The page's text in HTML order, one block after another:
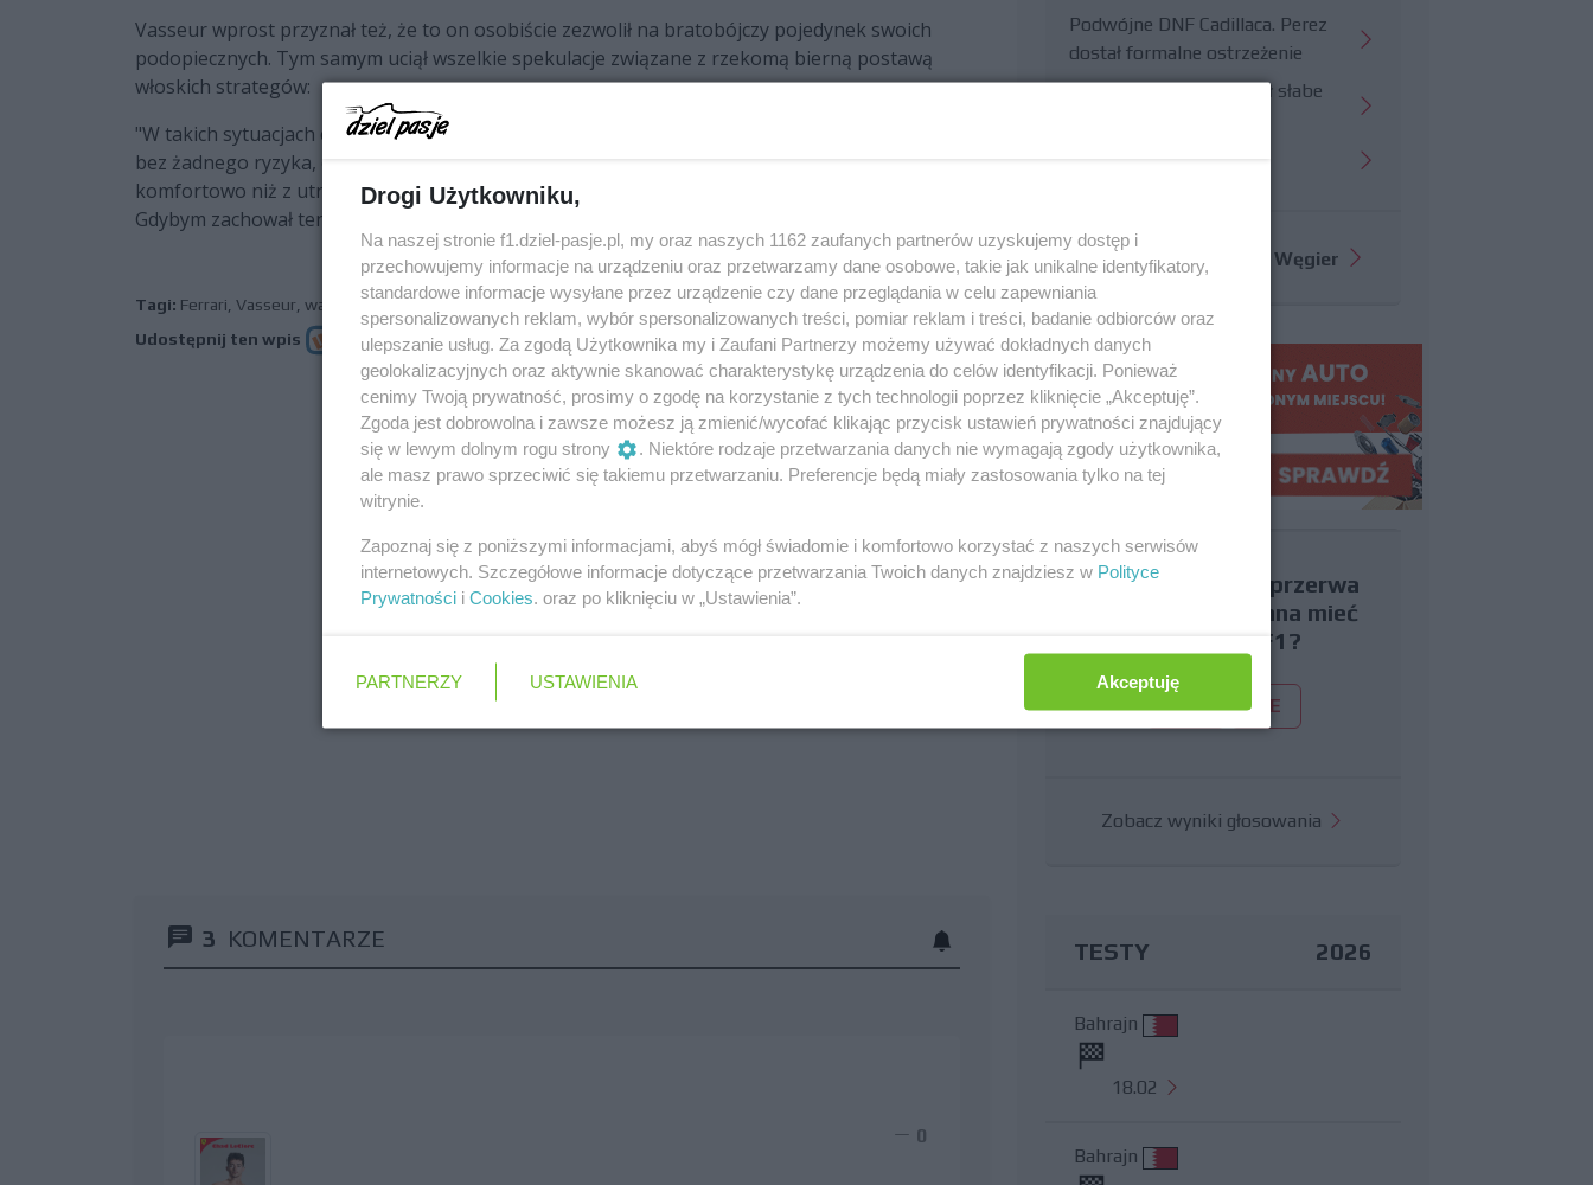
Vasseur wprost przyznał też, że to on osobiście zezwolił na bratobójczy pojedynek swoich
podopiecznych. Tym samym uciął wszelkie spekulacje związane z rzekomą bierną postawą
włoskich strategów:
"W takich sytuacjach chcę mieć finalne zdanie. Jasno powiedziałem im, że mogą się ścigać, ale
bez żadnego ryzyka, co oczywiście jest względne, ale z tym czułem się znaczniej bardziej
komfortowo niż z utrzymaniem pozycji. Nie chcę też wprowadzać do tego jakiejś polemiki.
Gdybym zachował ten stan, dostałbym to samo pytanie, ale o ducha ścigania."
Tagi: Ferrari Vasseur walka GP Włoch,Leclerc,Sainz
Udostępnij ten wpis
poprzedninastępny
3 KOMENTARZE
0
Podwójne DNF Cadillaca. Perez
dostał formalne ostrzeżenie
Hungaroring potwierdził słabe
Więcej informacji o GP Węgier
Czy uważasz, że przerwa
wakacyjna powinna mieć
miejsce w F1?
TAK NIE
Zobacz wyniki głosowania
TESTY 2026
Bahrajn
18.02
Bahrajn
Drogi Użytkowniku,
Na naszej stronie f1.dziel-pasje.pl, my oraz naszych 1162 zaufanych partnerów uzyskujemy dostęp i
przechowujemy informacje na urządzeniu oraz przetwarzamy dane osobowe, takie jak unikalne identyfikatory,
standardowe informacje wysyłane przez urządzenie czy dane przeglądania w celu zapewniania
spersonalizowanych reklam, wybór spersonalizowanych treści, pomiar reklam i treści, badanie odbiorców oraz
ulepszanie usług. Za zgodą Użytkownika my i Zaufani Partnerzy możemy używać dokładnych danych
geolokalizacyjnych oraz aktywnie skanować charakterystykę urządzenia do celów identyfikacji. Ponieważ
cenimy Twoją prywatność, prosimy o zgodę na korzystanie z tych technologii poprzez kliknięcie „Akceptuję”.
Zgoda jest dobrowolna i zawsze możesz ją zmienić/wycofać klikając przycisk ustawień prywatności znajdujący
się w lewym dolnym rogu strony
. Niektóre rodzaje przetwarzania danych nie wymagają zgody użytkownika,
ale masz prawo sprzeciwić się takiemu przetwarzaniu. Preferencje będą miały zastosowania tylko na tej
witrynie.
Zapoznaj się z poniższymi informacjami, abyś mógł świadomie i komfortowo korzystać z naszych serwisów
internetowych. Szczegółowe informacje dotyczące przetwarzania Twoich danych znajdziesz w Polityce
Prywatności i Cookies. oraz po kliknięciu w „Ustawienia”.
PARTNERZY USTAWIENIA Akceptuję